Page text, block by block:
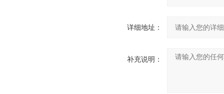
详细地址：
补充说明：